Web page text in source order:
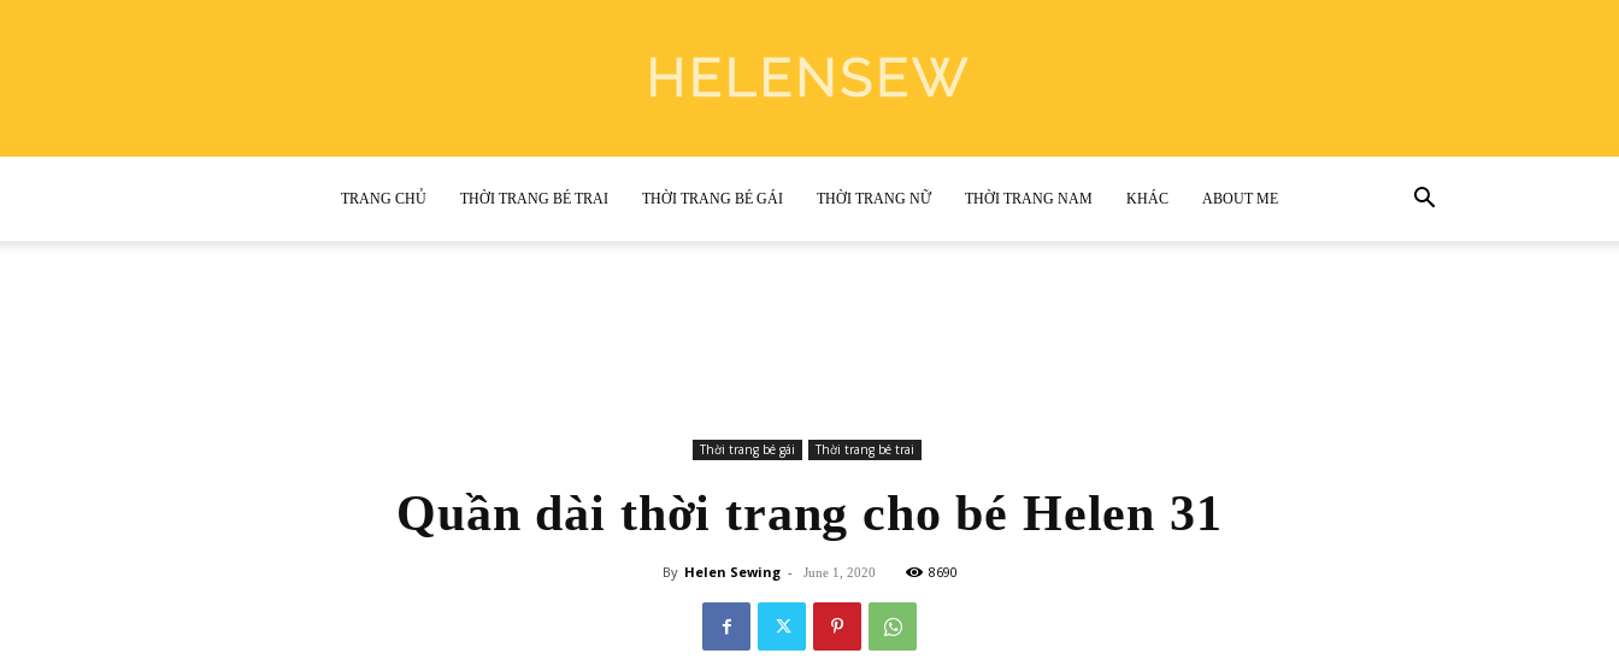
TRANG CHỦ THỜI TRANG BÉ TRAI THỜI TRANG BÉ GÁI THỜI TRANG NỮ THỜI TRANG NAM KHÁC ABOUT ME
Thời trang bé gái Thời trang bé trai
Quần dài thời trang cho bé Helen 31
By Helen Sewing - June 1, 2020 8690